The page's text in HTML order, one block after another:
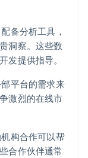
备分析工具，
洞察。这些数
发提供指导。
平台的需求来
激烈的在线市
构合作可以帮
合作伙伴通常